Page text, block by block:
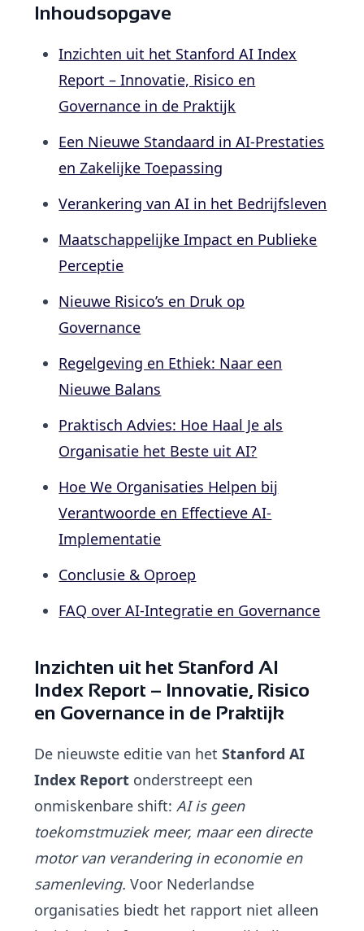
Inhoudsopgave
Inzichten uit het Stanford AI Index
Report – Innovatie, Risico en
Governance in de Praktijk
Een Nieuwe Standaard in AI-Prestaties
en Zakelijke Toepassing
Verankering van AI in het Bedrijfsleven
Maatschappelijke Impact en Publieke
Perceptie
Nieuwe Risico’s en Druk op
Governance
Regelgeving en Ethiek: Naar een
Nieuwe Balans
Praktisch Advies: Hoe Haal Je als
Organisatie het Beste uit AI?
Hoe We Organisaties Helpen bij
Verantwoorde en Effectieve AI-
Implementatie
Conclusie & Oproep
FAQ over AI-Integratie en Governance
Inzichten uit het Stanford AI
Index Report – Innovatie, Risico
en Governance in de Praktijk
De nieuwste editie van hetStanford AI
Index Report onderstreept een
onmiskenbare shift: AI is geen
toekomstmuziek meer, maar een directe
motor van verandering in economie en
samenleving. Voor Nederlandse
organisaties biedt het rapport niet alleen